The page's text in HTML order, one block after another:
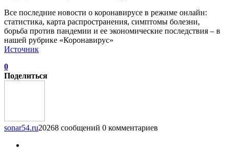
Все последние новости о коронавирусе в режиме онлайн:
статистика, карта распространения, симптомы болезни,
борьба против пандемии и ее экономические последствия – в
нашей рубрике «Коронавирус»
Источник
0
Поделиться
sonar54.ru20268 сообщений 0 комментариев